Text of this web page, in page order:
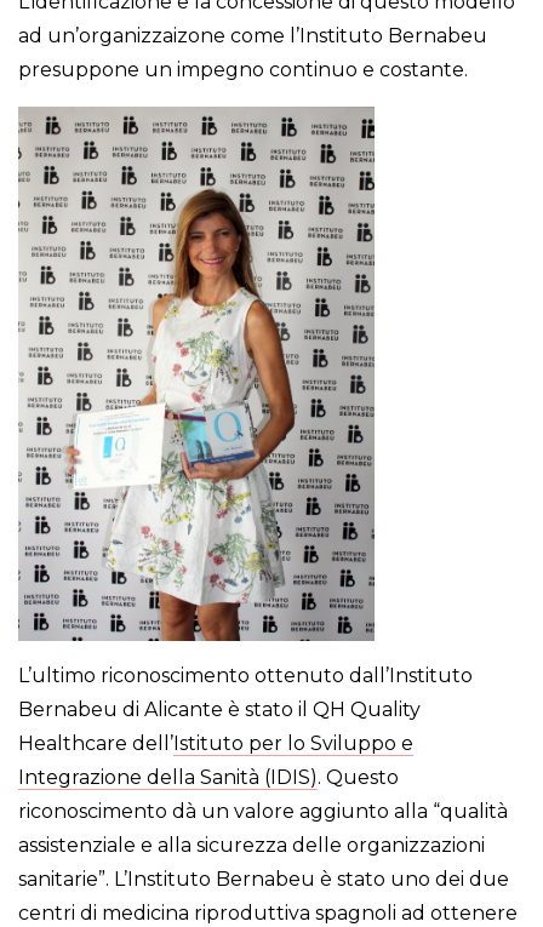
ad un’organizzaizone come l’Instituto Bernabeu
presuppone un impegno continuo e costante.
L’ultimo riconoscimento ottenuto dall’Instituto
Bernabeu di Alicante è stato il QH Quality
Healthcare dell’ Istituto per lo Sviluppo e
Integrazione della Sanità (IDIS). Questo
riconoscimento dà un valore aggiunto alla “qualità
assistenziale e alla sicurezza delle organizzazioni
sanitarie”. L’Instituto Bernabeu è stato uno dei due
centri di medicina riproduttiva spagnoli ad ottenere